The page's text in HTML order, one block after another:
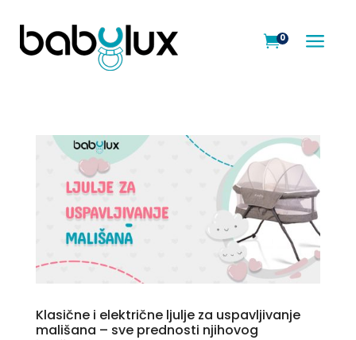
a
0
Klasične i električne ljulje za uspavljivanje
mališana – sve prednosti njihovog